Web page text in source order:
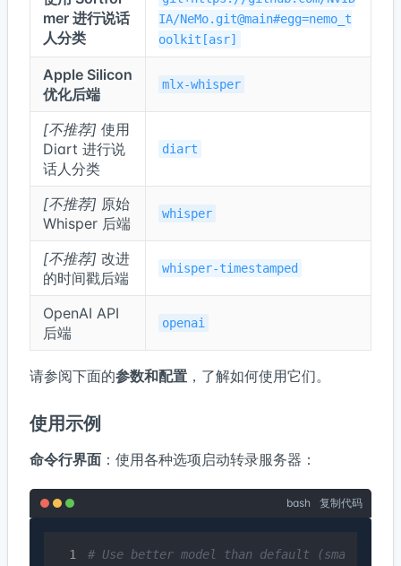
mer 进行说话
人分类
IA/NeMo.git@main#egg=nemo_t
oolkit[asr]
Apple Silicon
优化后端
mlx-whisper
[不推荐] 使用
Diart 进行说
话人分类
diart
[不推荐] 原始
Whisper 后端
whisper
[不推荐] 改进
的时间戳后端
whisper-timestamped
OpenAI API
后端
openai
请参阅下面的参数和配置 ，了解如何使用它们。
使用示例
命令行界面 ：使用各种选项启动转录服务器：
bash 复制代码
# Use better model than default (small)